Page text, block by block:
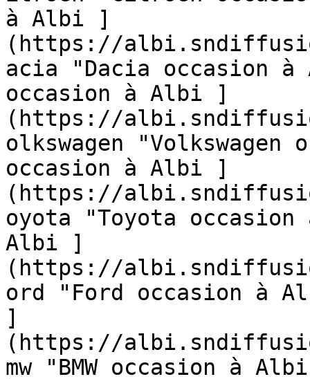
à Albi ]
(https://
acia "Dacia occasion
occasion à Albi ]
(https://
olkswagen
occasion à Albi ]
(https://
oyota "Toyota
Albi ]
(https://
ord "Ford occasion à
]
(https://
mw "BMW occasion à